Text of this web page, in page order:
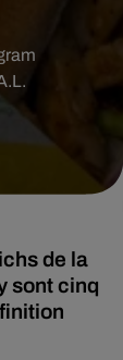
de la
sont cinq